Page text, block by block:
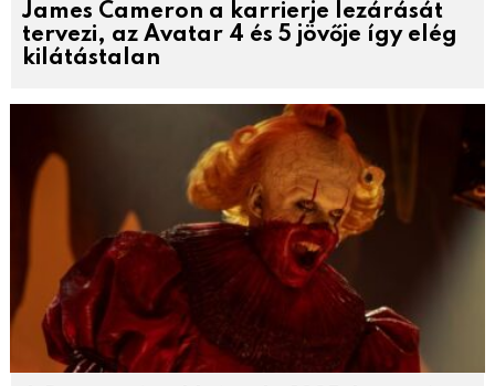
James Cameron a karrierje lezárását
tervezi, az Avatar 4 és 5 jövője így elég
kilátástalan